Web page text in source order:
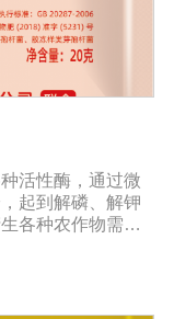
活性酶，通过微
起到解磷、解钾
各种农作物需要
酶等多种物质，
性，间接达到促
善土壤养分：疏松